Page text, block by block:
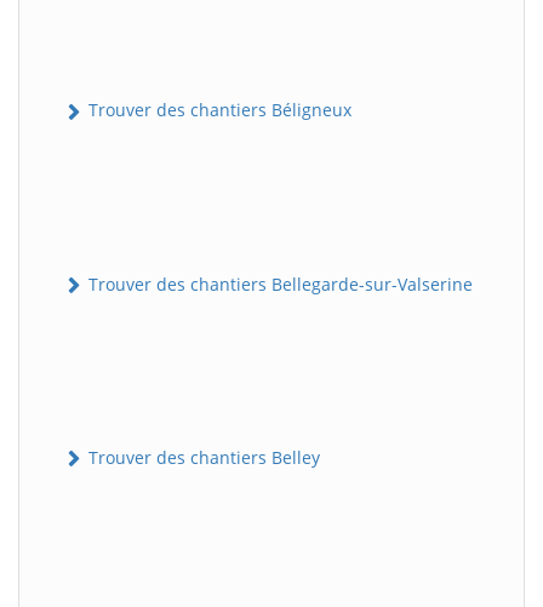
Trouver des chantiers Béligneux
Trouver des chantiers Bellegarde-sur-Valserine
Trouver des chantiers Belley